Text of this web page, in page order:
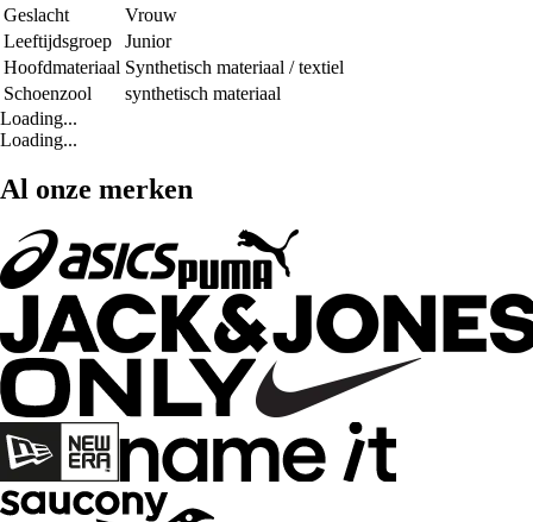
Geslacht
Vrouw
Leeftijdsgroep
Junior
Hoofdmateriaal Synthetisch materiaal / textiel
Schoenzool
synthetisch materiaal
Loading...
Loading...
Al onze merken